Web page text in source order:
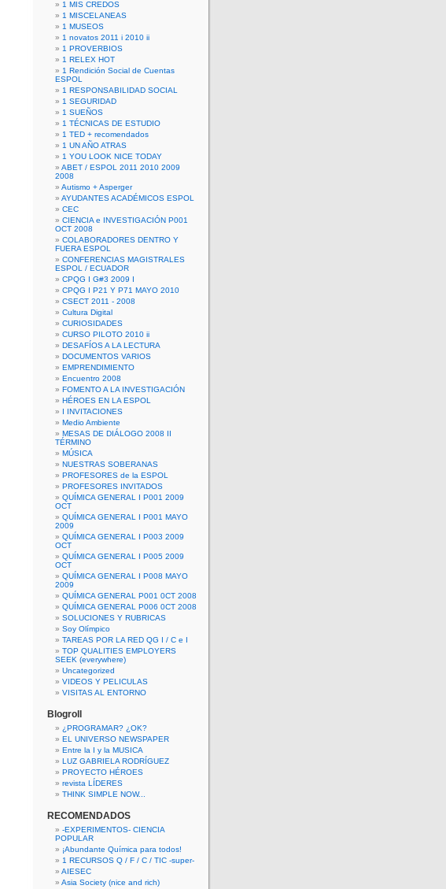
1 MIS CREDOS
1 MISCELANEAS
1 MUSEOS
1 novatos 2011 i 2010 ii
1 PROVERBIOS
1 RELEX HOT
1 Rendición Social de Cuentas
ESPOL
1 RESPONSABILIDAD SOCIAL
1 SEGURIDAD
1 SUEÑOS
1 TÉCNICAS DE ESTUDIO
1 TED + recomendados
1 UN AÑO ATRAS
1 YOU LOOK NICE TODAY
ABET / ESPOL 2011 2010 2009
2008
Autismo + Asperger
AYUDANTES ACADÉMICOS ESPOL
CEC
CIENCIA e INVESTIGACIÓN P001
OCT 2008
COLABORADORES DENTRO Y
FUERA ESPOL
CONFERENCIAS MAGISTRALES
ESPOL / ECUADOR
CPQG I G#3 2009 I
CPQG I P21 Y P71 MAYO 2010
CSECT 2011 - 2008
Cultura Digital
CURIOSIDADES
CURSO PILOTO 2010 ii
DESAFÍOS A LA LECTURA
DOCUMENTOS VARIOS
EMPRENDIMIENTO
Encuentro 2008
FOMENTO A LA INVESTIGACIÓN
HÉROES EN LA ESPOL
I INVITACIONES
Medio Ambiente
MESAS DE DIÁLOGO 2008 II
TÉRMINO
MÚSICA
NUESTRAS SOBERANAS
PROFESORES de la ESPOL
PROFESORES INVITADOS
QUÍMICA GENERAL I P001 2009
OCT
QUÍMICA GENERAL I P001 MAYO
2009
QUÍMICA GENERAL I P003 2009
OCT
QUÍMICA GENERAL I P005 2009
OCT
QUÍMICA GENERAL I P008 MAYO
2009
QUÍMICA GENERAL P001 0CT 2008
QUÍMICA GENERAL P006 0CT 2008
SOLUCIONES Y RUBRICAS
Soy Olímpico
TAREAS POR LA RED QG I / C e I
TOP QUALITIES EMPLOYERS
SEEK (everywhere)
Uncategorized
VIDEOS Y PELICULAS
VISITAS AL ENTORNO
Blogroll
¿PROGRAMAR? ¿OK?
EL UNIVERSO NEWSPAPER
Entre la I y la MUSICA
LUZ GABRIELA RODRÍGUEZ
PROYECTO HÉROES
revista LÍDERES
THINK SIMPLE NOW...
RECOMENDADOS
-EXPERIMENTOS- CIENCIA
POPULAR
¡Abundante Química para todos!
1 RECURSOS Q / F / C / TIC -super-
AIESEC
Asia Society (nice and rich)